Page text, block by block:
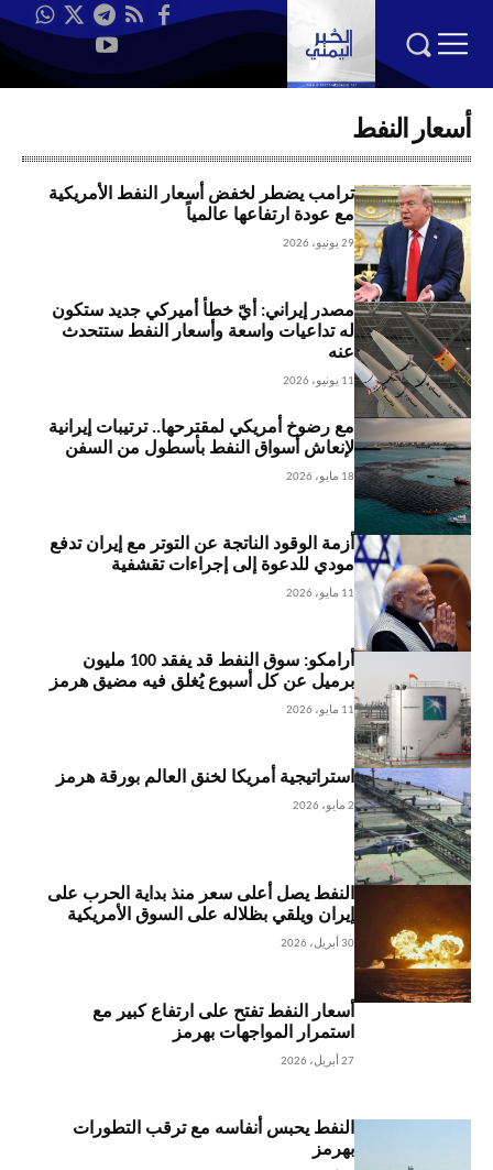
أسعار النفط
ترامب يضطر لخفض أسعار النفط الأمريكية
مع عودة ارتفاعها عالمياً
29 يونيو، 2026
مصدر إيراني: أيّ خطأ أميركي جديد ستكون
له تداعيات واسعة وأسعار النفط ستتحدث
عنه
11 يونيو، 2026
مع رضوخ أمريكي لمقترحها.. ترتيبات إيرانية
لإنعاش أسواق النفط بأسطول من السفن
18 مايو، 2026
أزمة الوقود الناتجة عن التوتر مع إيران تدفع
مودي للدعوة إلى إجراءات تقشفية
11 مايو، 2026
أرامكو: سوق النفط قد يفقد 100 مليون
برميل عن كل أسبوع يُغلق فيه مضيق هرمز
11 مايو، 2026
استراتيجية أمريكا لخنق العالم بورقة هرمز
2 مايو، 2026
النفط يصل أعلى سعر منذ بداية الحرب على
إيران ويلقي بظلاله على السوق الأمريكية
30 أبريل، 2026
أسعار النفط تفتح على ارتفاع كبير مع
استمرار المواجهات بهرمز
27 أبريل، 2026
النفط يحبس أنفاسه مع ترقب التطورات
بهرمز